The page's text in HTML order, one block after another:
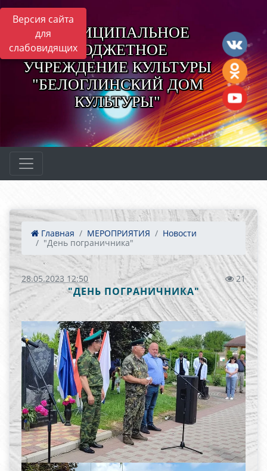
Версия сайта
для
слабовидящих
МУНИЦИПАЛЬНОЕ
БЮДЖЕТНОЕ
УЧРЕЖДЕНИЕ КУЛЬТУРЫ
"БЕЛОГЛИНСКИЙ ДОМ
КУЛЬТУРЫ"
Главная МЕРОПРИЯТИЯ
Новости
"День пограничника"
28.05.2023 12:50 21
"ДЕНЬ ПОГРАНИЧНИКА"